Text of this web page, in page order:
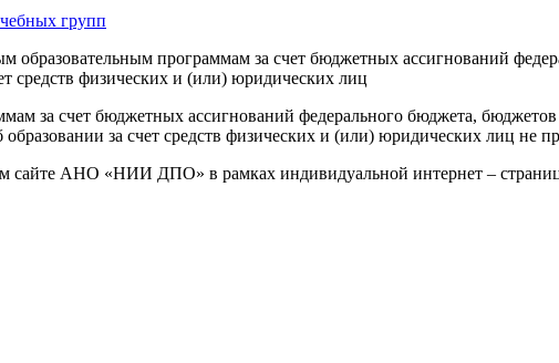
групп
программам за счет бюджетных ассигнований
средств физических и (или) юридических лиц
за счет бюджетных ассигнований федерального бюджета,
за счет средств физических и (или) юридических лиц не
сайте АНО «НИИ ДПО» в рамках индивидуальной интернет –